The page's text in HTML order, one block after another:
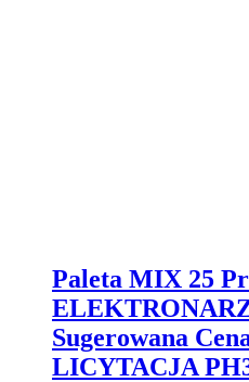
Paleta MIX 25
Sugerowana
LICYTACJA